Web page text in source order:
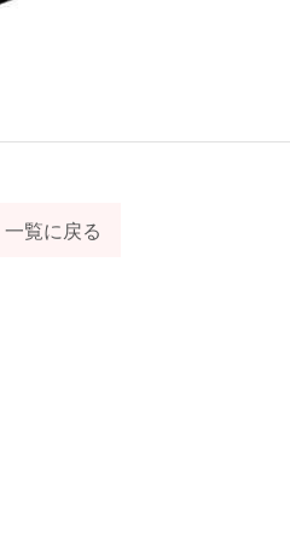
一覧に戻る